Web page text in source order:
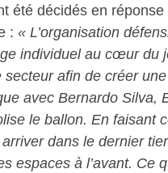
été décidés en
: « L’organisation
individuel au cœur du
secteur afin de créer
avec Bernardo Silva,
le ballon. En faisant
dans le dernier
espaces à l’avant. Ce